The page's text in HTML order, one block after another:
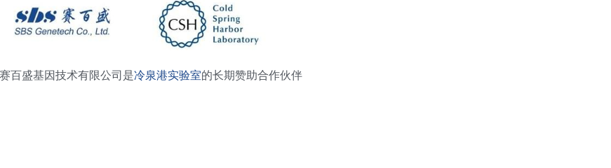
百盛基因技术有限公司是冷泉港实验室的长期赞助合作伙伴